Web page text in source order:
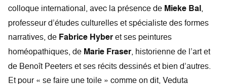
colloque international, avec la présence de Mieke Bal,
professeur d’études culturelles et spécialiste des formes
narratives, de Fabrice Hyberet ses peintures
homéopathiques, de Marie Fraser, historienne de l’art et
de Benoît Peeters et ses récits dessinés et bien d’autres.
Et pour « se faire une toile » comme on dit, Veduta